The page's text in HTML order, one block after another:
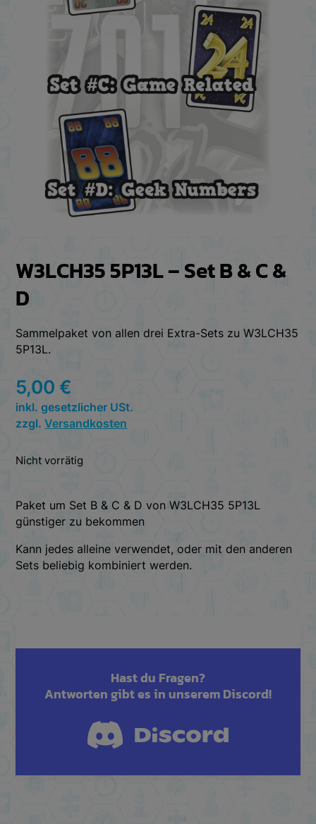
W3LCH35 5P13L – Set B & C &
D
Sammelpaket von allen drei Extra-Sets zu W3LCH35
5P13L.
5,00 €
inkl. gesetzlicher USt.
zzgl.Versandkosten
Nicht vorrätig
Paket um Set B & C & D von W3LCH35 5P13L
günstiger zu bekommen
Kann jedes alleine verwendet, oder mit den anderen
Sets beliebig kombiniert werden.
Hast du Fragen?
Antworten gibt es in unserem Discord!